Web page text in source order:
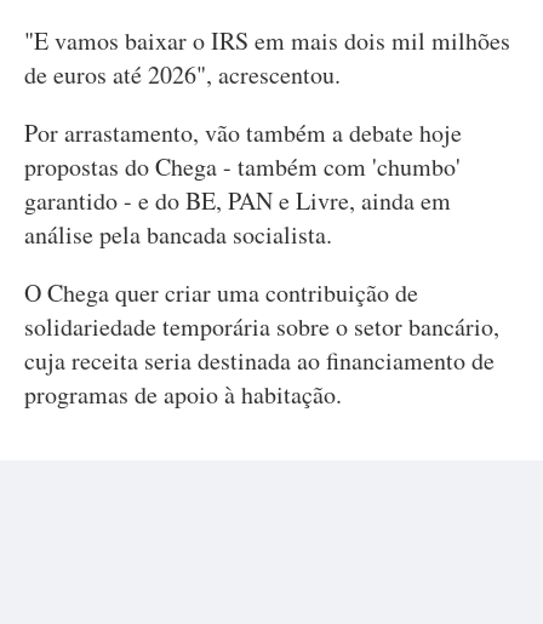
"E vamos baixar o IRS em mais dois mil milhões
de euros até 2026", acrescentou.
Por arrastamento, vão também a debate hoje
propostas do Chega - também com 'chumbo'
garantido - e do BE, PAN e Livre, ainda em
análise pela bancada socialista.
O Chega quer criar uma contribuição de
solidariedade temporária sobre o setor bancário,
cuja receita seria destinada ao financiamento de
programas de apoio à habitação.